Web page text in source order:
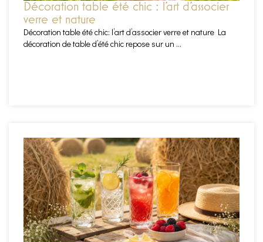
Décoration table été chic : l’art d’associer
verre et nature
Décoration table été chic: l’art d’associer verre et nature La
décoration de table d’été chic repose sur un ...